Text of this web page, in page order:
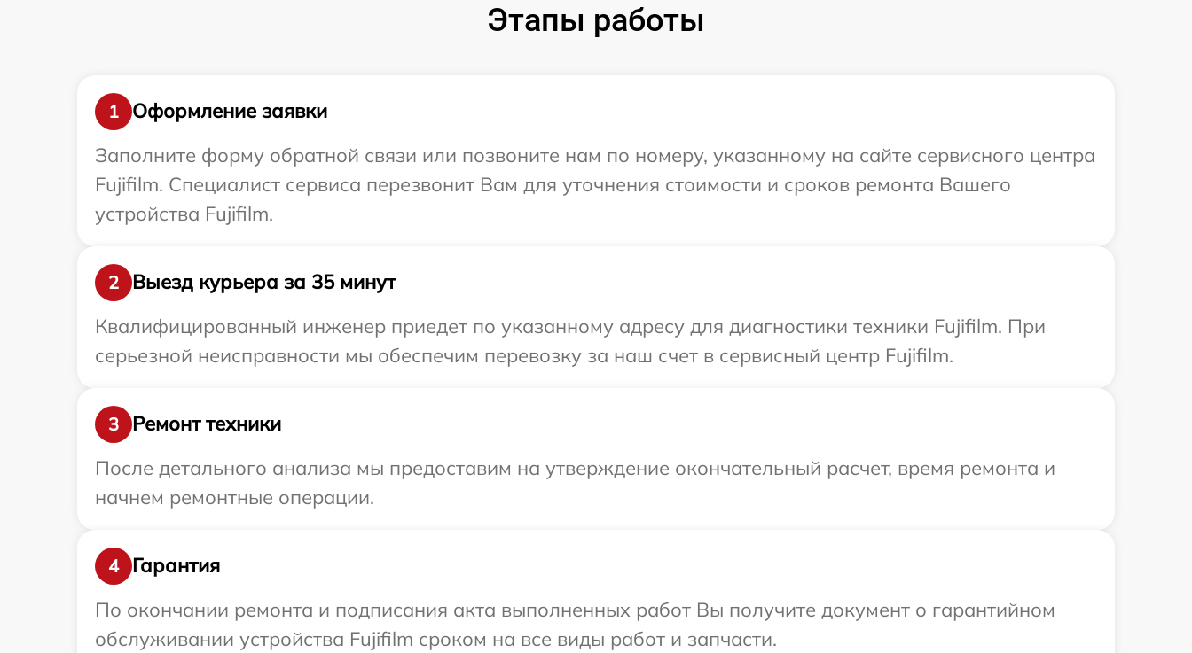
Этапы работы
1
Оформление заявки
Заполните форму обратной связи или позвоните нам по номеру, указанному на сайте сервисного центра
Fujifilm. Специалист сервиса перезвонит Вам для уточнения стоимости и сроков ремонта Вашего
устройства Fujifilm.
2
Выезд курьера за 35 минут
Квалифицированный инженер приедет по указанному адресу для диагностики техники Fujifilm. При
серьезной неисправности мы обеспечим перевозку за наш счет в сервисный центр Fujifilm.
3
Ремонт техники
После детального анализа мы предоставим на утверждение окончательный расчет, время ремонта и
начнем ремонтные операции.
4
Гарантия
По окончании ремонта и подписания акта выполненных работ Вы получите документ о гарантийном
обслуживании устройства Fujifilm сроком на все виды работ и запчасти.